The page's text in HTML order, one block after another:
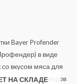
НА СКЛАДЕ